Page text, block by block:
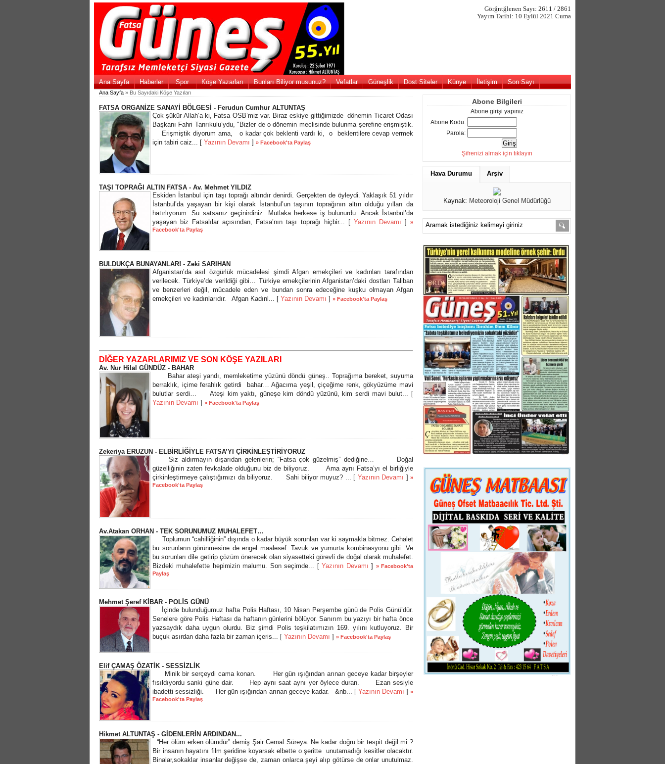
Görğntğlenen Sayı: 2611 / 2861
Yayım Tarihi: 10 Eylül 2021 Cuma
Ana Sayfa Haberler Spor Köşe Yazarları Bunları Biliyor musunuz? Vefatlar Güneşlik Dost Siteler Künye İletişim Son Sayı
Ana Sayfa » Bu Sayıdaki Köşe Yazıları
FATSA ORGANİZE SANAYİ BÖLGESİ - Ferudun Cumhur ALTUNTAŞ
Çok şükür Allah’a ki, Fatsa OSB’miz var. Biraz eskiye gittiğimizde dönemin Ticaret Odası
Başkanı Fahri Tanrıkulu’ydu, "Bizler de o dönemin meclisinde bulunma şerefine erişmiştik.
Erişmiştik diyorum ama, o kadar çok beklenti vardı ki, o beklentilere cevap vermek
için tabiri caiz... [ Yazının Devamı ] » Facebook'ta Paylaş
TAŞI TOPRAĞI ALTIN FATSA - Av. Mehmet YILDIZ
Eskiden İstanbul için taşı toprağı altındır denirdi. Gerçekten de öyleydi. Yaklaşık 51 yıldır
İstanbul’da yaşayan bir kişi olarak İstanbul’un taşının toprağının altın olduğu yılları da
hatırlıyorum. Su satsanız geçinirdiniz. Mutlaka herkese iş bulunurdu. Ancak İstanbul’da
yaşayan biz Fatsalılar açısından, Fatsa’nın taşı toprağı hiçbir... [ Yazının Devamı ]»
Facebook'ta Paylaş
BULDUKÇA BUNAYANLAR! - Zeki SARIHAN
Afganistan’da asıl özgürlük mücadelesi şimdi Afgan emekçileri ve kadınları tarafından
verilecek. Türkiye’de verildiği gibi… Türkiye emekçilerinin Afganistan’daki dostları Taliban
ve benzerleri değil, mücadele eden ve bundan sonra edeceğine kuşku olmayan Afgan
emekçileri ve kadınlarıdır. Afgan Kadınl... [ Yazının Devamı ] » Facebook'ta Paylaş
DİĞER YAZARLARIMIZ VE SON KÖŞE YAZILARI
Av. Nur Hilal GÜNDÜZ - BAHAR
Bahar ateşi yandı, memleketime yüzünü döndü güneş.. Toprağıma bereket, suyuma
berraklık, içime ferahlık getirdi bahar… Ağacıma yeşil, çiçeğime renk, gökyüzüme mavi
bulutlar serdi… Ateşi kim yaktı, güneşe kim döndü yüzünü, kim serdi mavi bulut... [
Yazının Devamı ] » Facebook'ta Paylaş
Zekeriya ERUZUN - ELBİRLİĞİYLE FATSA’YI ÇİRKİNLEŞTİRİYORUZ
Siz aldırmayın dışarıdan gelenlerin; “Fatsa çok güzelmiş” dediğine… Doğal
güzelliğinin zaten fevkalade olduğunu biz de biliyoruz. Ama aynı Fatsa’yı el birliğiyle
çirkinleştirmeye çalıştığımızı da biliyoruz. Sahi biliyor muyuz? ... [ Yazının Devamı ]»
Facebook'ta Paylaş
Av.Atakan ORHAN - TEK SORUNUMUZ MUHALEFET…
Toplumun “cahilliğinin” dışında o kadar büyük sorunları var ki saymakla bitmez. Cehalet
bu sorunların görünmesine de engel maalesef. Tavuk ve yumurta kombinasyonu gibi. Ve
bu sorunları dile getirip çözüm önerecek olan siyasetteki görevli de doğal olarak muhalefet.
Bizdeki muhalefette hepimizin malumu. Son seçimde... [Yazının Devamı ] » Facebook'ta
Paylaş
Mehmet Şeref KİBAR - POLİS GÜNÜ
İçinde bulunduğumuz hafta Polis Haftası, 10 Nisan Perşembe günü de Polis Günü’dür.
Senelere göre Polis Haftası da haftanın günlerini bölüyor. Sanırım bu yazıyı bir hafta önce
yazsaydık daha uygun olurdu. Biz şimdi Polis teşkilatımızın 169. yılını kutluyoruz. Bir
buçuk asırdan daha fazla bir zaman içeris... [ Yazının Devamı ] » Facebook'ta Paylaş
Elif ÇAMAŞ ÖZATİK - SESSİZLİK
Minik bir serçeydi cama konan. Her gün ışığından arınan geceye kadar birşeyler
fısıldıyordu sanki güne dair. Hep aynı saat aynı yer öylece duran. Ezan sesiyle
ibadetti sessizliği. Her gün ışığından arınan geceye kadar. &nb... [ Yazının Devamı ]»
Facebook'ta Paylaş
Hikmet ALTUNTAŞ - GİDENLERİN ARDINDAN...
“Her ölüm erken ölümdür” demiş Şair Cemal Süreya. Ne kadar doğru bir tespit değil mi ?
Bir insanın hayatını film şeridine koyarsak elbette o şeritte unutamadığı kesitler olacaktır.
Binalar,sokaklar insanlar değişse de, zaman onlarca şeyi alıp götürse de onlar unutulmaz.
Abone Bilgileri
Abone girişi yapınız
Abone Kodu:
Parola:
Şifrenizi almak için tıklayın
Hava Durumu Arşiv
Kaynak: Meteoroloji Genel Müdürlüğü